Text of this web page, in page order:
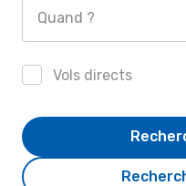
Quand ?
Vols directs